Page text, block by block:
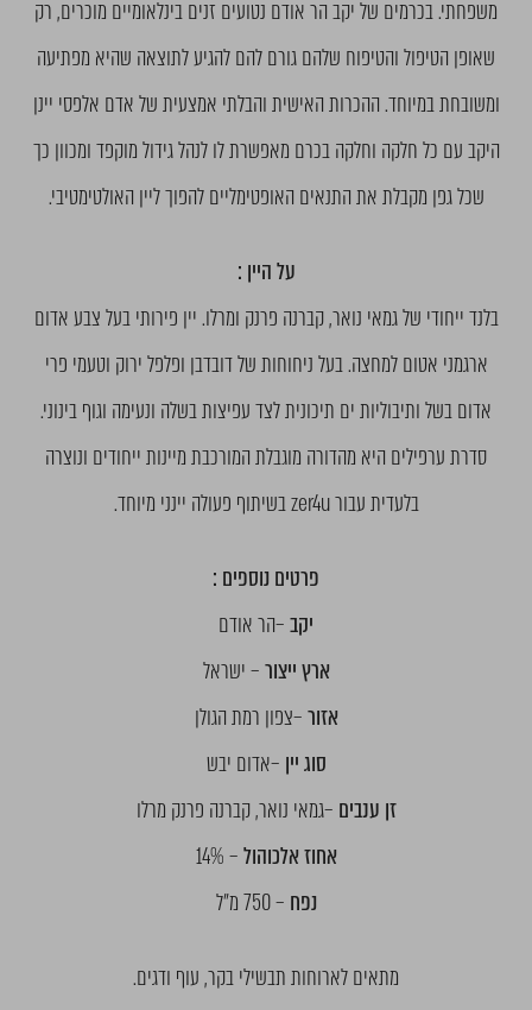
משפחתי. בכרמים של יקב הר אודם נטועים זנים בינלאומיים מוכרים, רק
שאופן הטיפול והטיפוח שלהם גורם להם להגיע לתוצאה שהיא מפתיעה
ומשובחת במיוחד. ההכרות האישית והבלתי אמצעית של אדם אלפסי יינן
היקב עם כל חלקה וחלקה בכרם מאפשרת לו לנהל גידול מוקפד ומכוון כך
שכל גפן מקבלת את התנאים האופטימליים להפוך ליין האולטימטיבי.
על היין :
בלנד ייחודי של גמאי נואר, קברנה פרנק ומרלו. יין פירותי בעל צבע אדום
ארגמני אטום למחצה. בעל ניחוחות של דובדבן ופלפל ירוק וטעמי פרי
אדום בשל ותיבוליות ים תיכונית לצד עפיצות בשלה ונעימה וגוף בינוני.
סדרת ערפילים היא מהדורה מוגבלת המורכבת מיינות ייחודים ונוצרה
בלעדית עבור zer4u בשיתוף פעולה יינני מיוחד.
פרטים נוספים :
יקב–הר אודם
ארץ ייצור– ישראל
אזור–צפון רמת הגולן
סוג יין –אדום יבש
זן ענבים –גמאי נואר, קברנה פרנק מרלו
אחוז אלכוהול– 14%
נפח – 750 מ"ל
מתאים לארוחות תבשילי בקר, עוף ודגים.